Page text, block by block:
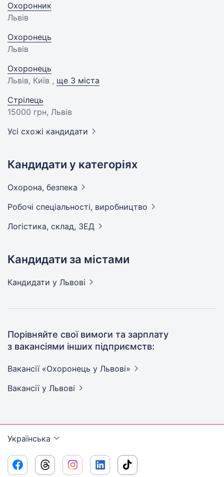
Охоронник
Львів
Охоронець
Львів
Охоронець
Львів, Київ , ще 3 міста
Стрілець
15000 грн, Львів
Усі схожі кандидати
Кандидати у категоріях
Охорона, безпека
Робочі спеціальності, виробництво
Логістика, склад, ЗЕД
Кандидати за містами
Кандидати у Львові
Порівняйте свої вимоги та зарплату
з вакансіями інших підприємств:
Вакансії «Охоронець у Львові»
Вакансії у Львові
Українська